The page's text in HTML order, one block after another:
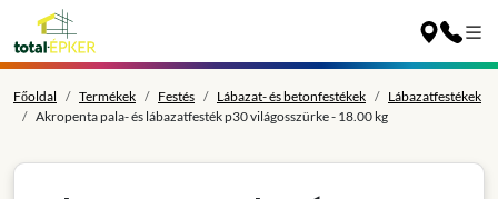
Főoldal Termékek Festés Lábazat- és betonfestékek
Lábazatfestékek
Akropenta pala- és lábazatfesték p30 világosszürke - 18.00 kg